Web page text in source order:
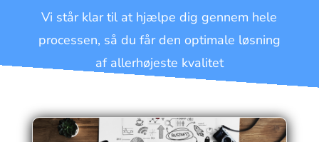
Vi står klar til at hjælpe dig gennem hele
processen, så du får den optimale løsning
af allerhøjeste kvalitet